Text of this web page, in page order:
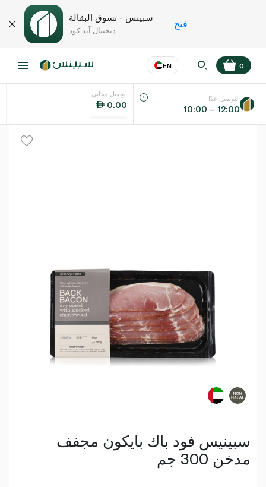
سبينس - تسوق البقالة
ديجيتال آند كود
فتح
EN
اللغة عر
0
توصيل مجاني
0.00
التوصيل غدًا
10:00 – 12:00
سبينيس فود باك بايكون مجفف
مدخن 300 جم